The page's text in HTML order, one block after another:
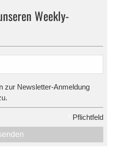
Weekly-
zur Newsletter-Anmeldung
Pflichtfeld